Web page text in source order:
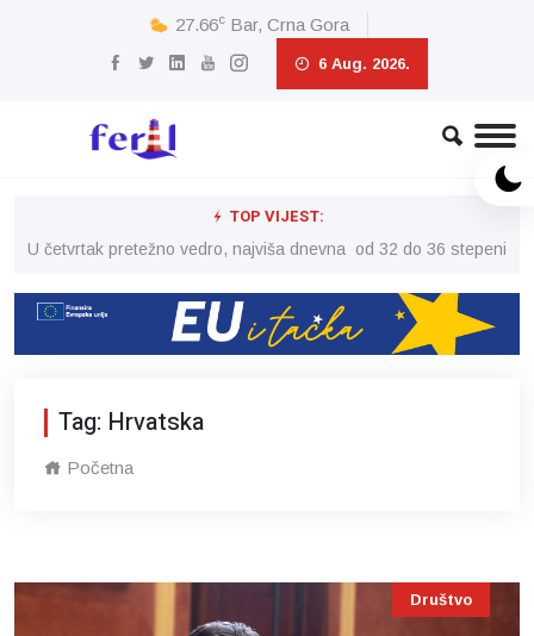
27.66c Bar, Crna Gora
6 Aug. 2026.
TOP VIJEST:
U četvrtak pretežno vedro, najviša dnevna od 32 do 36 stepeni
Tag: Hrvatska
Početna
Društvo